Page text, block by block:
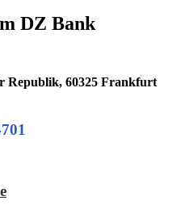
DZ Bank
Republik, 60325 Frankfurt